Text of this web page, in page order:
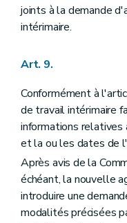
joints à la demande
intérimaire.
Art. 9.
Conformément à
de travail intérimaire
informations relatives
et la ou les dates de
Après avis de la
échéant, la nouvelle
introduire une
modalités précisées